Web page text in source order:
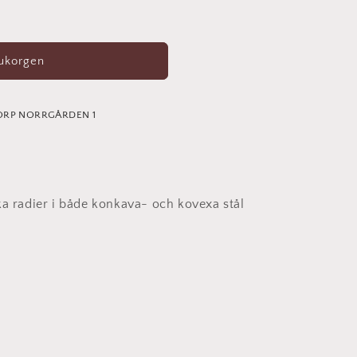
NORRGÅRDEN 1
radier i både konkava- och kovexa stål